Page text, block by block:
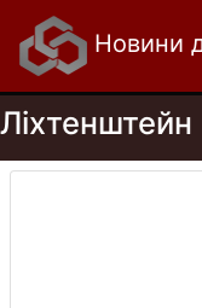
Новини
Ліхтенштейн